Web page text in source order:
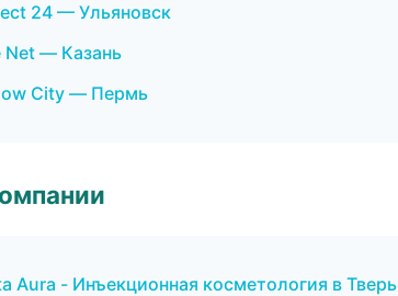
24 — Ульяновск
Net — Казань
City — Пермь
Aura - Инъекционная косметология в Тверь